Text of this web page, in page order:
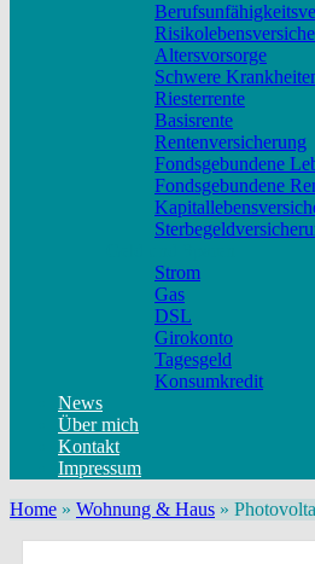
Altersvorsorge
Schwere
Riesterrente
Basisrente
Rentenversicherung
Fondsgebundene
Fondsgebundene
Strom
Gas
DSL
Girokonto
Tagesgeld
Konsumkredit
News
Über mich
Kontakt
Impressum
Home » Wohnung & Haus »